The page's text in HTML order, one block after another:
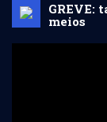
GREVE:
meios